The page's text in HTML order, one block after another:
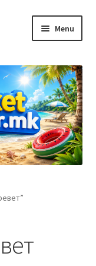
Menu